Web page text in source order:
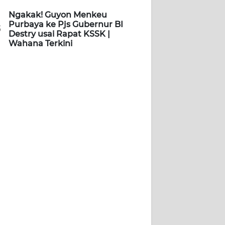
Ngakak! Guyon Menkeu
Purbaya ke Pjs Gubernur BI
Destry usai Rapat KSSK |
Wahana Terkini